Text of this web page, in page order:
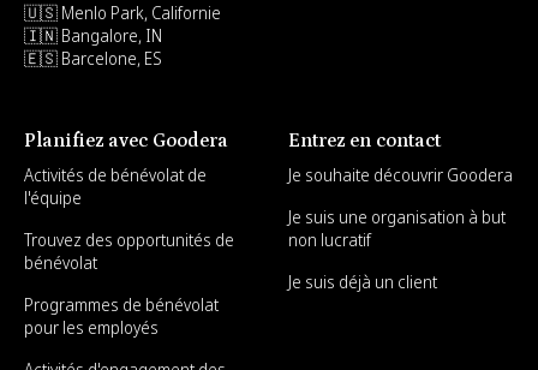
🇺🇸 Menlo Park, Californie
🇮🇳 Bangalore, IN
🇪🇸 Barcelone, ES
Planifiez avec Goodera
Activités de bénévolat de
l'équipe
Trouvez des opportunités de
bénévolat
Programmes de bénévolat
pour les employés
Entrez en contact
Je souhaite découvrir Goodera
Je suis une organisation à but
non lucratif
Je suis déjà un client